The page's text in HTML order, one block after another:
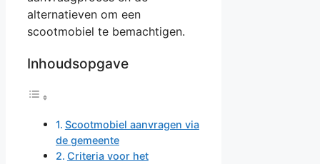
alternatieven om een
scootmobiel te bemachtigen.
Inhoudsopgave
Scootmobiel aanvragen via
de gemeente
Criteria voor het